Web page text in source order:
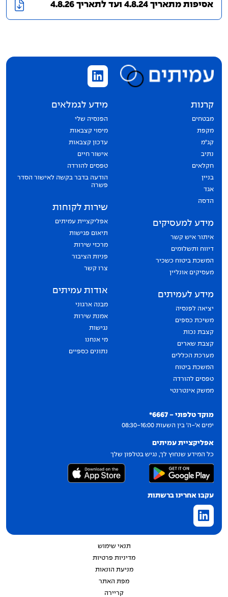
הצבעות באסיפות
מקפת קופת גמל
אסיפות מתאריך 4.8.24 ועד לתאריך 4.8.26
מוקד טלפוני - 6667*
ימים א'-ה' בין השעות 08:30-16:00
אפליקציית עמיתים
כל המידע שנחוץ לך, נגיש בטלפון שלך
עקבו אחרינו ברשתות
קרנות
מבטחים
מקפת
קג״מ
נתיב
חקלאים
בניין
אגד
הדסה
מידע למעסיקים
איתור איש קשר
דיווח ותשלומים
המשכת ביטוח כשכיר
מעסיקים אונליין
מידע לעמיתים
יציאה לפנסיה
משיכת כספים
קצבת נכות
קצבת שארים
מערכת הכללים
המשכת ביטוח
טפסים להורדה
ממשק אינטרנטי
מידע לגמלאים
הפנסיה שלי
מיסוי קצבאות
עדכון קצבאות
אישור חיים
טפסים להורדה
הודעה בדבר בקשה לאישור הסדר
פשרה
שירות לקוחות
אפליקציית עמיתים
תיאום פגישות
מרכזי שירות
פניות הציבור
צרו קשר
אודות עמיתים
מבנה ארגוני
אמנת שירות
נגישות
מי אנחנו
נתונים כספיים
תנאי שימוש
מדיניות פרטיות
מניעת הונאות
מפת האתר
קריירה